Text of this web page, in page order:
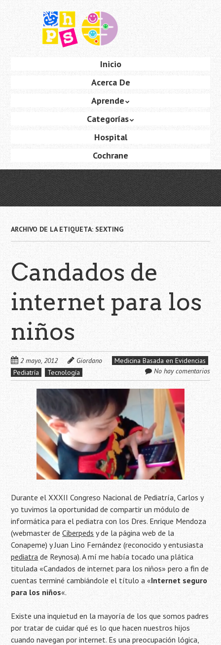
principal
Inicio
Acerca De
Aprende
Categorías
Hospital
Cochrane
ARCHIVO DE LA ETIQUETA: SEXTING
Candados de
internet para los
niños
2 mayo, 2012 Giordano
Medicina Basada en Evidencias
Pediatría
Tecnología No hay comentarios
Durante el XXXII Congreso Nacional de Pediatría, Carlos y
yo tuvimos la oportunidad de compartir un módulo de
informática para el pediatra con los Dres. Enrique Mendoza
(webmaster deCiberpeds y de la página web de la
Conapeme) y Juan Lino Fernández (reconocido y entusiasta
pediatrade Reynosa). A mí me había tocado una plática
titulada «Candados de internet para los niños» pero a fin de
cuentas terminé cambiándole el título a «Internet seguro
para los niños«.
Existe una inquietud en la mayoría de los que somos padres
por tratar de cuidar qué es lo que hacen nuestros hijos
cuando navegan por internet. Es una preocupación lógica,